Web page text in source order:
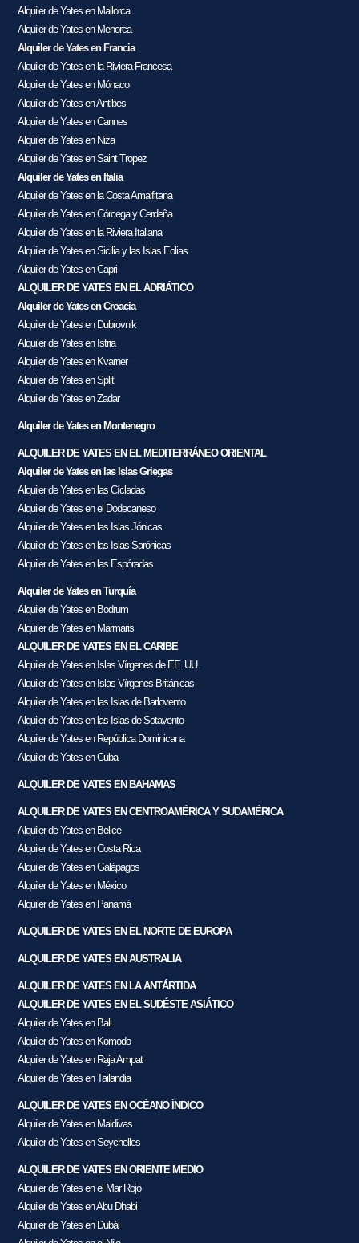
Alquiler de Yates en Mallorca
Alquiler de Yates en Menorca
Alquiler de Yates en Francia
Alquiler de Yates en la Riviera Francesa
Alquiler de Yates en Mónaco
Alquiler de Yates en Antibes
Alquiler de Yates en Cannes
Alquiler de Yates en Niza
Alquiler de Yates en Saint Tropez
Alquiler de Yates en Italia
Alquiler de Yates en la Costa Amalfitana
Alquiler de Yates en Córcega y Cerdeña
Alquiler de Yates en la Riviera Italiana
Alquiler de Yates en Sicilia y las Islas Eolias
Alquiler de Yates en Capri
ALQUILER DE YATES EN EL ADRIÁTICO
Alquiler de Yates en Croacia
Alquiler de Yates en Dubrovnik
Alquiler de Yates en Istria
Alquiler de Yates en Kvarner
Alquiler de Yates en Split
Alquiler de Yates en Zadar
Alquiler de Yates en Montenegro
ALQUILER DE YATES EN EL MEDITERRÁNEO ORIENTAL
Alquiler de Yates en las Islas Griegas
Alquiler de Yates en las Cícladas
Alquiler de Yates en el Dodecaneso
Alquiler de Yates en las Islas Jónicas
Alquiler de Yates en las Islas Sarónicas
Alquiler de Yates en las Espóradas
Alquiler de Yates en Turquía
Alquiler de Yates en Bodrum
Alquiler de Yates en Marmaris
ALQUILER DE YATES EN EL CARIBE
Alquiler de Yates en Islas Vírgenes de EE. UU.
Alquiler de Yates en Islas Vírgenes Británicas
Alquiler de Yates en las Islas de Barlovento
Alquiler de Yates en las Islas de Sotavento
Alquiler de Yates en República Dominicana
Alquiler de Yates en Cuba
ALQUILER DE YATES EN BAHAMAS
ALQUILER DE YATES EN CENTROAMÉRICA Y SUDAMÉRICA
Alquiler de Yates en Belice
Alquiler de Yates en Costa Rica
Alquiler de Yates en Galápagos
Alquiler de Yates en México
Alquiler de Yates en Panamá
ALQUILER DE YATES EN EL NORTE DE EUROPA
ALQUILER DE YATES EN AUSTRALIA
ALQUILER DE YATES EN LA ANTÁRTIDA
ALQUILER DE YATES EN EL SUDÉSTE ASIÁTICO
Alquiler de Yates en Bali
Alquiler de Yates en Komodo
Alquiler de Yates en Raja Ampat
Alquiler de Yates en Tailandia
ALQUILER DE YATES EN OCÉANO ÍNDICO
Alquiler de Yates en Maldivas
Alquiler de Yates en Seychelles
ALQUILER DE YATES EN ORIENTE MEDIO
Alquiler de Yates en el Mar Rojo
Alquiler de Yates en Abu Dhabi
Alquiler de Yates en Dubái